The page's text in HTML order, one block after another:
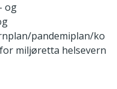
og
pandemiplan/ko
miljøretta helsevern